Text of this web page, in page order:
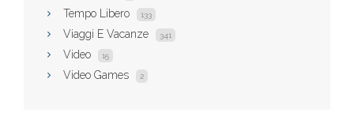
Tempo Libero 133
Viaggi E Vacanze 341
Video 15
Video Games 2